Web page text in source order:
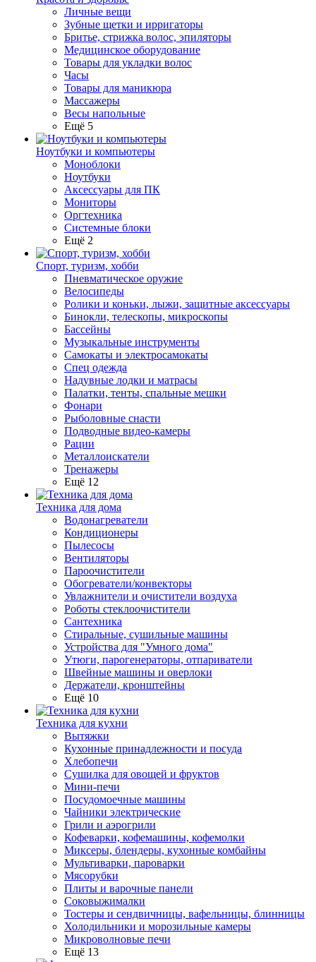
Личные вещи
Зубные щетки и ирригаторы
Бритье, стрижка волос, эпиляторы
Медицинское оборудование
Товары для укладки волос
Часы
Товары для маникюра
Массажеры
Весы напольные
Ещё 5
Ноутбуки и компьютеры
Моноблоки
Ноутбуки
Аксессуары для ПК
Мониторы
Оргтехника
Системные блоки
Ещё 2
Спорт, туризм, хобби
Пневматическое оружие
Велосипеды
Ролики и коньки, лыжи, защитные аксессуары
Бинокли, телескопы, микроскопы
Бассейны
Музыкальные инструменты
Самокаты и электросамокаты
Спец одежда
Надувные лодки и матрасы
Палатки, тенты, спальные мешки
Фонари
Рыболовные снасти
Подводные видео-камеры
Рации
Металлоискатели
Тренажеры
Ещё 12
Техника для дома
Водонагреватели
Кондиционеры
Пылесосы
Вентиляторы
Пароочистители
Обогреватели/конвекторы
Увлажнители и очистители воздуха
Роботы стеклоочистители
Сантехника
Стиральные, сушильные машины
Устройства для "Умного дома"
Утюги, парогенераторы, отпариватели
Швейные машины и оверлоки
Держатели, кронштейны
Ещё 10
Техника для кухни
Вытяжки
Кухонные принадлежности и посуда
Хлебопечи
Сушилка для овощей и фруктов
Мини-печи
Посудомоечные машины
Чайники электрические
Грили и аэрогрили
Кофеварки, кофемашины, кофемолки
Миксеры, блендеры, кухонные комбайны
Мультиварки, пароварки
Мясорубки
Плиты и варочные панели
Соковыжималки
Тостеры и сендвичницы, вафельницы, блинницы
Холодильники и морозильные камеры
Микроволновые печи
Ещё 13